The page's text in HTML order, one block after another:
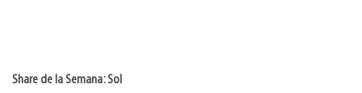
Share de la Semana: Sol